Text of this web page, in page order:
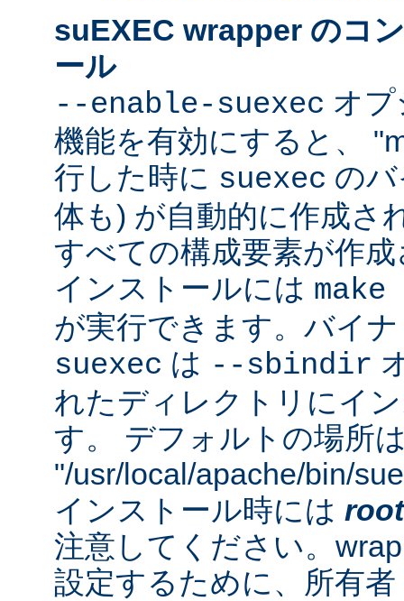
suEXEC wrapper のコ
ール
--enable-suexec オ
機能を有効にすると、
行した時に suexec の
体も) が自動的に作成さ
すべての構成要素が作
インストールには
が実行できます。バイ
suexec は --sbindir
れたディレクトリにイ
す。 デフォルトの場所
"/usr/local/apache/bin/
インストール時には root
注意してください。
設定するために、所有者